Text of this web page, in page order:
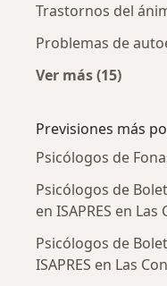
Trastornos del
Problemas de
Ver más (15)
Previsiones más
Psicólogos de
Psicólogos de
en ISAPRES en Las
Psicólogos de
ISAPRES en Las